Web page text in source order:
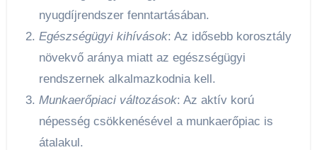
nyugdíjrendszer fenntartásában.
Egészségügyi kihívások: Az idősebb korosztály
növekvő aránya miatt az egészségügyi
rendszernek alkalmazkodnia kell.
Munkaerőpiaci változások: Az aktív korú
népesség csökkenésével a munkaerőpiac is
átalakul.